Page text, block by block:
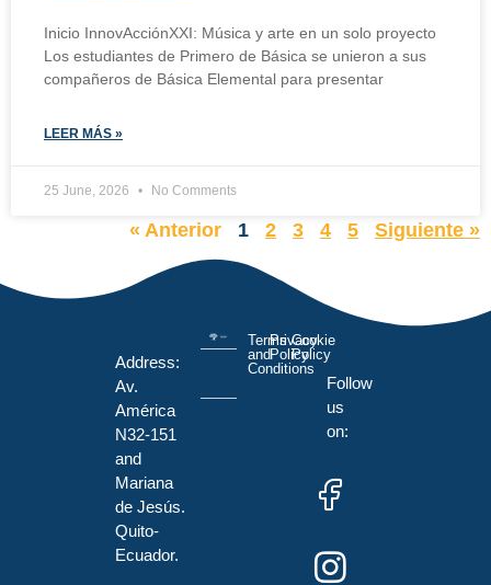
Inicio InnovAcciónXXI: Música y arte en un solo proyecto
Los estudiantes de Primero de Básica se unieron a sus
compañeros de Básica Elemental para presentar
LEER MÁS »
25 June, 2026 No Comments
« Anterior 1 2 3 4 5 Siguiente »
Address:
Av.
América
N32-151
and
Mariana
de Jesús.
Quito-
Ecuador.
Terms
and
Conditions
Privacy
Policy
Cookie
Policy
Follow
us
on: